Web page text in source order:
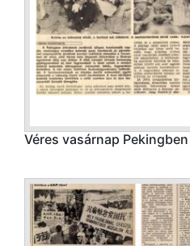
Véres vasárnap